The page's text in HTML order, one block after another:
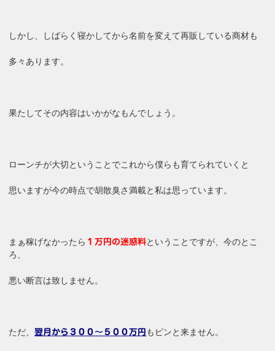
しかし、しばらく寝かしてから名前を変えて再販している商材も
多々あります。
果たしてその内容はいかがなもんでしょう。
ローンチが大切ということでこれから僕らも育てられていくと
思いますが今の時点で胡散臭さ満載と私は思っています。
まぁ稼げなかったら １万円の迷惑料ということですが、今のとこ
ろ、
悪い断言は致しません。
ただ、翌月から３００～５００万円 もピンと来ません。